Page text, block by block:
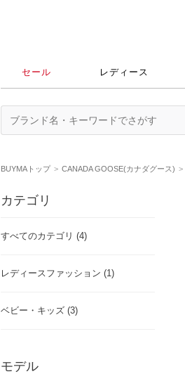
セール レディース
BUYMAトップ CANADA GOOSE(カナダグース)
カテゴリ
すべてのカテゴリ (4)
レディースファッション (1)
ベビー・キッズ (3)
モデル